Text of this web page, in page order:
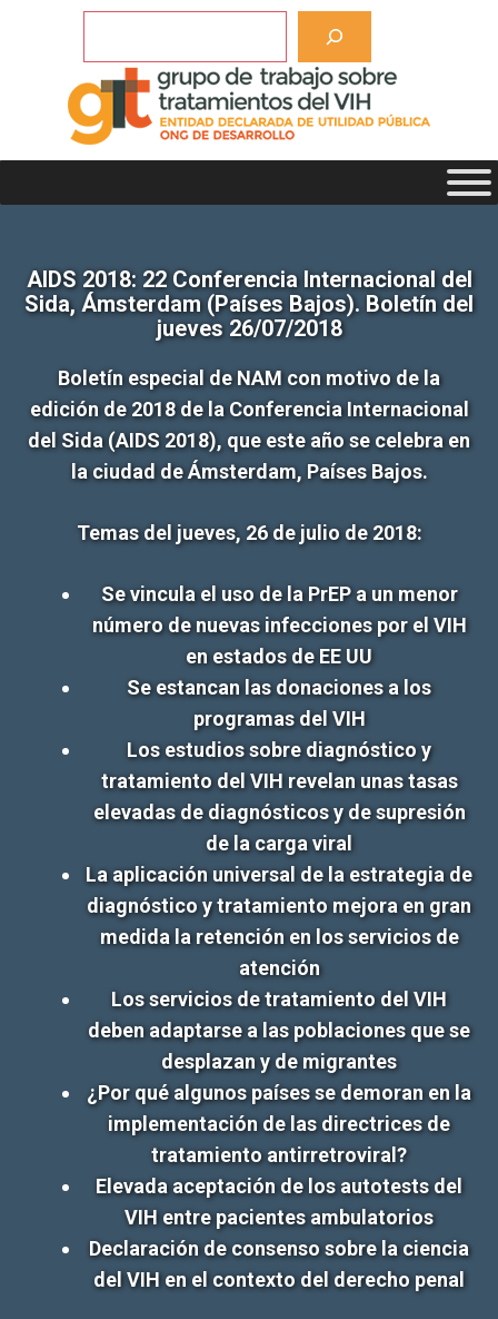
AIDS 2018: 22 Conferencia Internacional del
Sida, Ámsterdam (Países Bajos). Boletín del
jueves 26/07/2018
Boletín especial de NAM con motivo de la
edición de 2018 de la Conferencia Internacional
del Sida (AIDS 2018), que este año se celebra en
la ciudad de Ámsterdam, Países Bajos.
Temas del jueves, 26 de julio de 2018:
Se vincula el uso de la PrEP a un menor
número de nuevas infecciones por el VIH
en estados de EE UU
Se estancan las donaciones a los
programas del VIH
Los estudios sobre diagnóstico y
tratamiento del VIH revelan unas tasas
elevadas de diagnósticos y de supresión
de la carga viral
La aplicación universal de la estrategia de
diagnóstico y tratamiento mejora en gran
medida la retención en los servicios de
atención
Los servicios de tratamiento del VIH
deben adaptarse a las poblaciones que se
desplazan y de migrantes
¿Por qué algunos países se demoran en la
implementación de las directrices de
tratamiento antirretroviral?
Elevada aceptación de los autotests del
VIH entre pacientes ambulatorios
Declaración de consenso sobre la ciencia
del VIH en el contexto del derecho penal